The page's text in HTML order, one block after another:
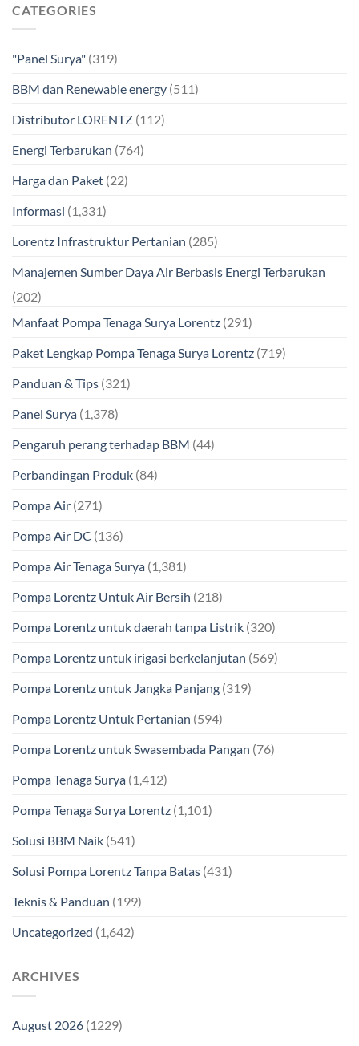
CATEGORIES
"Panel Surya" (319)
BBM dan Renewable energy (511)
Distributor LORENTZ (112)
Energi Terbarukan (764)
Harga dan Paket (22)
Informasi (1,331)
Lorentz Infrastruktur Pertanian (285)
Manajemen Sumber Daya Air Berbasis Energi Terbarukan
(202)
Manfaat Pompa Tenaga Surya Lorentz (291)
Paket Lengkap Pompa Tenaga Surya Lorentz (719)
Panduan & Tips (321)
Panel Surya (1,378)
Pengaruh perang terhadap BBM (44)
Perbandingan Produk (84)
Pompa Air (271)
Pompa Air DC (136)
Pompa Air Tenaga Surya (1,381)
Pompa Lorentz Untuk Air Bersih (218)
Pompa Lorentz untuk daerah tanpa Listrik (320)
Pompa Lorentz untuk irigasi berkelanjutan (569)
Pompa Lorentz untuk Jangka Panjang (319)
Pompa Lorentz Untuk Pertanian (594)
Pompa Lorentz untuk Swasembada Pangan (76)
Pompa Tenaga Surya (1,412)
Pompa Tenaga Surya Lorentz (1,101)
Solusi BBM Naik (541)
Solusi Pompa Lorentz Tanpa Batas (431)
Teknis & Panduan (199)
Uncategorized (1,642)
ARCHIVES
August 2026 (1229)